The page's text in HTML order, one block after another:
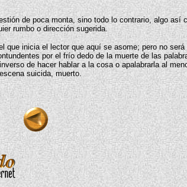
de poca monta, sino todo lo contrario, algo así
rumbo o dirección sugerida.
inicia el lector que aquí se asome; pero no
por el frío dedo de la muerte de las
de hacer hablar a la cosa o apalabrarla al
suicida, muerto.